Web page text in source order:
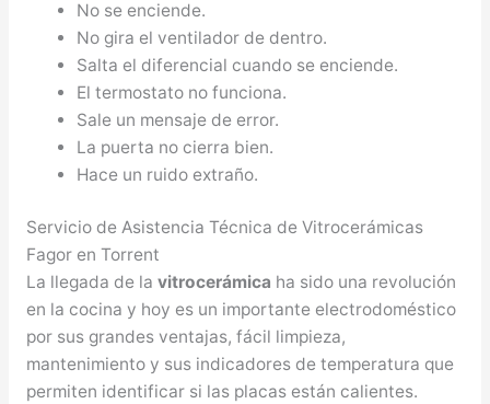
No se enciende.
No gira el ventilador de dentro.
Salta el diferencial cuando se enciende.
El termostato no funciona.
Sale un mensaje de error.
La puerta no cierra bien.
Hace un ruido extraño.
Servicio de Asistencia Técnica de Vitrocerámicas
Fagor en Torrent
La llegada de la vitrocerámica ha sido una revolución
en la cocina y hoy es un importante electrodoméstico
por sus grandes ventajas, fácil limpieza,
mantenimiento y sus indicadores de temperatura que
permiten identificar si las placas están calientes.